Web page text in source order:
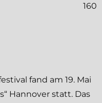
160
fand am 19. Mai
Hannover statt. Das